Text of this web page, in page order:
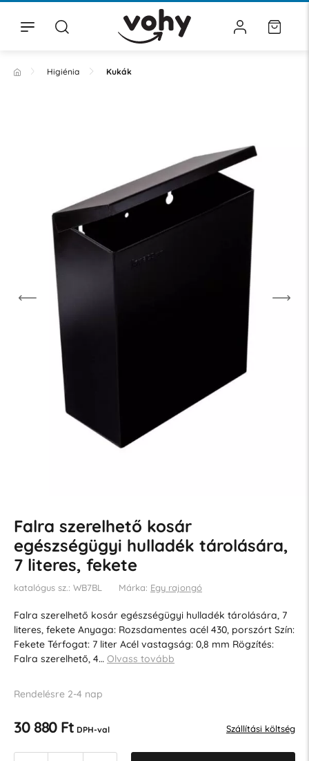
Higiénia Kukák
Falra szerelhető kosár
egészségügyi hulladék tárolására,
7 literes, fekete
katalógus sz.: WB7BL Márka: Egy rajongó
Falra szerelhető kosár egészségügyi hulladék tárolására, 7
literes, fekete Anyaga: Rozsdamentes acél 430, porszórt Szín:
Fekete Térfogat: 7 liter Acél vastagság: 0,8 mm Rögzítés:
Falra szerelhető, 4… Olvass tovább
Rendelésre 2-4 nap
30 880 Ft DPH-val Szállítási költség